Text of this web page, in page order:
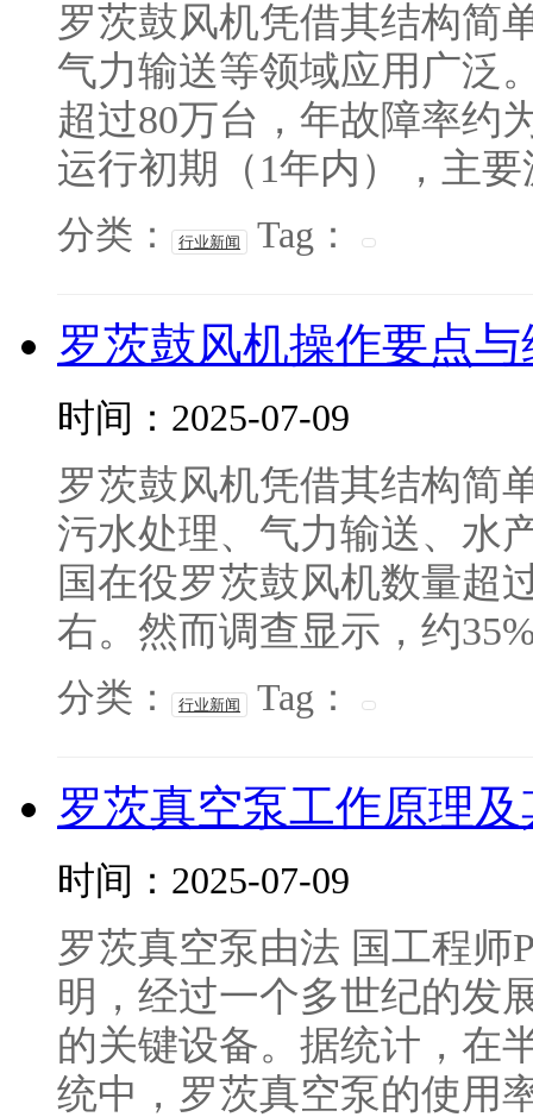
罗茨鼓风机凭借其结构简
气力输送等领域应用广泛
超过80万台，年故障率约
运行初期（1年内），主
分类： 行业新闻 Tag：
罗茨鼓风机操作要点
时间：2025-07-09
罗茨鼓风机凭借其结构简
污水处理、气力输送、水
国在役罗茨鼓风机数量超
右。然而调查显示，约
分类： 行业新闻 Tag：
罗茨真空泵工作原理
时间：2025-07-09
罗茨真空泵由法 国工程师
明，经过一个多世纪的发
的关键设备。据统计，在
统中，罗茨真空泵的使用